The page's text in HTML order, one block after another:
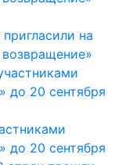
на
до 20 сентября